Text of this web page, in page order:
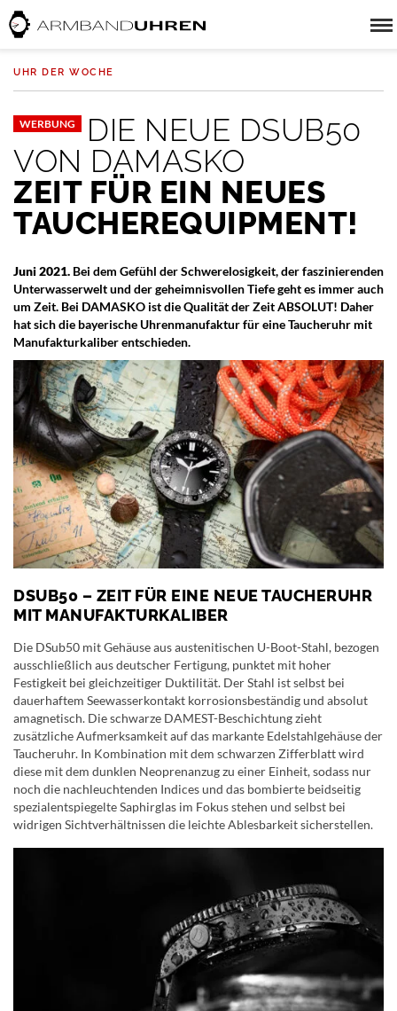
UHR DER WOCHE
WERBUNG
DIE NEUE DSUB50
VON DAMASKO
ZEIT FÜR EIN NEUES
TAUCHEREQUIPMENT!
Juni 2021. Bei dem Gefühl der Schwerelosigkeit, der faszinierenden
Unterwasserwelt und der geheimnisvollen Tiefe geht es immer auch
um Zeit. Bei DAMASKO ist die Qualität der Zeit ABSOLUT! Daher
hat sich die bayerische Uhrenmanufaktur für eine Taucheruhr mit
Manufakturkaliber entschieden.
DSUB50 – ZEIT FÜR EINE NEUE TAUCHERUHR
MIT MANUFAKTURKALIBER
Die DSub50 mit Gehäuse aus austenitischen U-Boot-Stahl, bezogen
ausschließlich aus deutscher Fertigung, punktet mit hoher
Festigkeit bei gleichzeitiger Duktilität. Der Stahl ist selbst bei
dauerhaftem Seewasserkontakt korrosionsbeständig und absolut
amagnetisch. Die schwarze DAMEST-Beschichtung zieht
zusätzliche Aufmerksamkeit auf das markante Edelstahlgehäuse der
Taucheruhr. In Kombination mit dem schwarzen Zifferblatt wird
diese mit dem dunklen Neoprenanzug zu einer Einheit, sodass nur
noch die nachleuchtenden Indices und das bombierte beidseitig
spezialentspiegelte Saphirglas im Fokus stehen und selbst bei
widrigen Sichtverhältnissen die leichte Ablesbarkeit sicherstellen.